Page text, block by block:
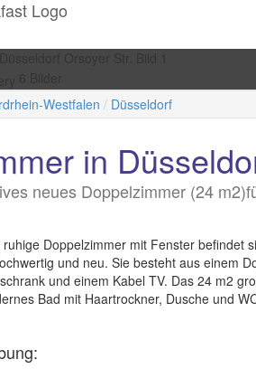
Westfalen Düsseldorf
in
neues Doppelzimmer (24
Doppelzimmer mit Fenster befindet
und neu. Sie besteht aus einem
und einem Kabel TV. Das 24 m2
Bad mit Haartrockner, Dusche und